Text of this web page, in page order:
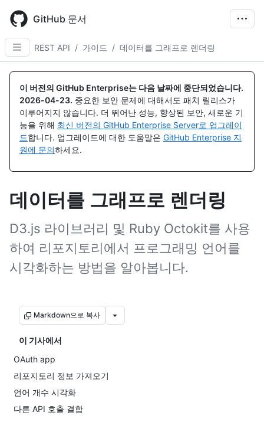
main
content
GitHub 문서
REST API / 가이드 / 데이터를 그래프로 렌더링
이 버전의 GitHub Enterprise는 다음 날짜에 중단되었습니다.
2026-04-23. 중요한 보안 문제에 대해서도 패치 릴리스가
이루어지지 않습니다. 더 뛰어난 성능, 향상된 보안, 새로운 기
능을 위해 최신 버전의 GitHub Enterprise Server로 업그레이
드합니다. 업그레이드에 대한 도움말은 GitHub Enterprise 지
원에 문의하세요.
데이터를 그래프로 렌더링
D3.js 라이브러리 및 Ruby Octokit를 사용
하여 리포지토리에서 프로그래밍 언어를
시각화하는 방법을 알아봅니다.
Markdown으로 복사
이 기사에서
OAuth app
리포지토리 정보 가져오기
언어 개수 시각화
다른 API 호출 결합